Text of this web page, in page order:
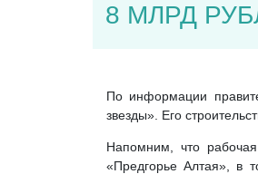
8 МЛРД
По информации
звезды». Его
Напомним, что
«Предгорье Алтая», в